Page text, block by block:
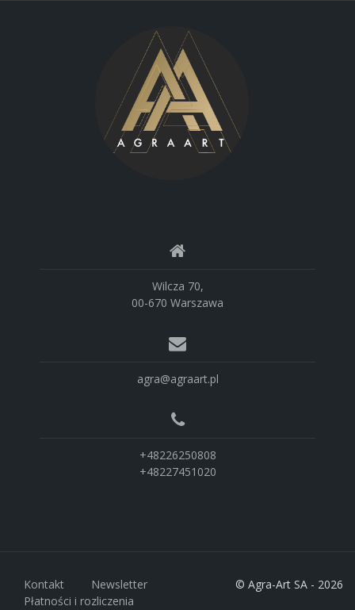
Wilcza 70,
00-670 Warszawa
agra@agraart.pl
+48226250808
+48227451020
Kontakt
Newsletter
Płatności i rozliczenia
© Agra-Art SA - 2026